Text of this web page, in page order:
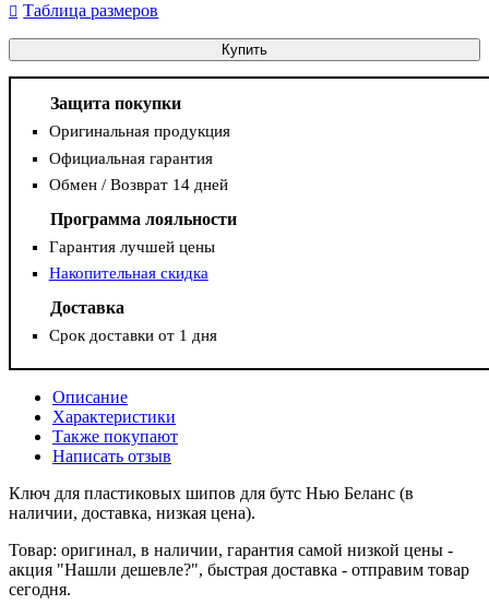
Таблица размеров
Купить
Защита покупки
Оригинальная продукция
Официальная гарантия
Обмен / Возврат 14 дней
Программа лояльности
Гарантия лучшей цены
Накопительная скидка
Доставка
Срок доставки от 1 дня
Описание
Характеристики
Также покупают
Написать отзыв
Ключ для пластиковых шипов для бутс Нью Беланс (в
наличии, доставка, низкая цена).
Товар: оригинал, в наличии, гарантия самой низкой цены -
акция "Нашли дешевле?", быстрая доставка - отправим товар
сегодня.